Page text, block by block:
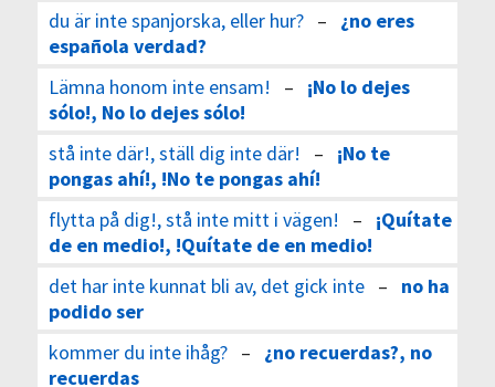
du är inte spanjorska, eller hur?– ¿no eres
española verdad?
Lämna honom inte ensam! – ¡No lo dejes
sólo!, No lo dejes sólo!
stå inte där!, ställ dig inte där! – ¡No te
pongas ahí!, !No te pongas ahí!
flytta på dig!, stå inte mitt i vägen! – ¡Quítate
de en medio!, !Quítate de en medio!
det har inte kunnat bli av, det gick inte– no ha
podido ser
kommer du inte ihåg?– ¿no recuerdas?, no
recuerdas